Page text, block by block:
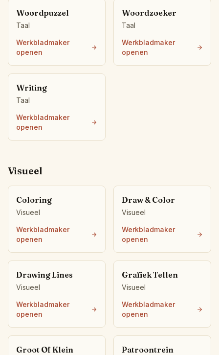
Woordpuzzel
Taal
Werkbladmaker
openen
Woordzoeker
Taal
Werkbladmaker
openen
Writing
Taal
Werkbladmaker
openen
Visueel
Coloring
Visueel
Werkbladmaker
openen
Draw & Color
Visueel
Werkbladmaker
openen
Drawing Lines
Visueel
Werkbladmaker
openen
Grafiek Tellen
Visueel
Werkbladmaker
openen
Groot Of Klein Patroontrein